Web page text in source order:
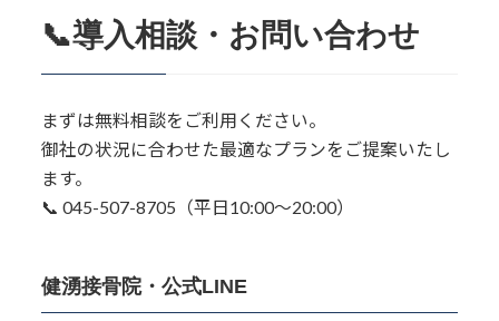
📞導入相談・お問い合わせ
まずは無料相談をご利用ください。
御社の状況に合わせた最適なプランをご提案いたし
ます。
📞 045-507-8705（平日10:00〜20:00）
健湧接骨院・公式LINE